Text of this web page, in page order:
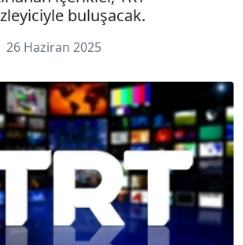
buluşacak.
26 Haziran 2025